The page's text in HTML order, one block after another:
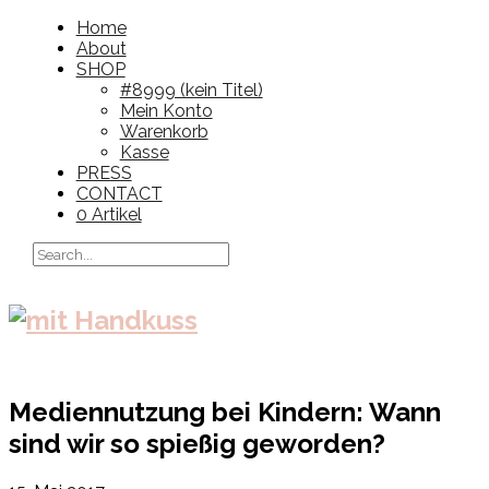
Home
About
SHOP
#8999 (kein Titel)
Mein Konto
Warenkorb
Kasse
PRESS
CONTACT
0 Artikel
Mediennutzung bei Kindern: Wann
sind wir so spießig geworden?